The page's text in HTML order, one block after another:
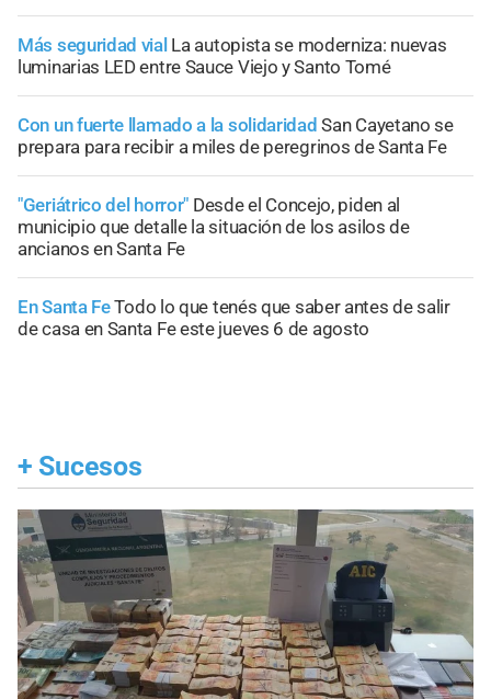
Más seguridad vial La autopista se moderniza: nuevas
luminarias LED entre Sauce Viejo y Santo Tomé
Con un fuerte llamado a la solidaridad San Cayetano se
prepara para recibir a miles de peregrinos de Santa Fe
"Geriátrico del horror" Desde el Concejo, piden al
municipio que detalle la situación de los asilos de
ancianos en Santa Fe
En Santa FeTodo lo que tenés que saber antes de salir
de casa en Santa Fe este jueves 6 de agosto
+ Sucesos